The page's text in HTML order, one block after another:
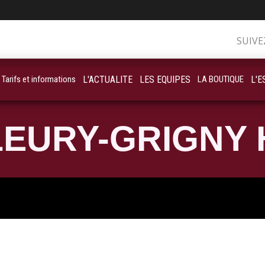
Tarifs et informations L'ACTUALITE LES EQUIPES LA BOUTIQUE